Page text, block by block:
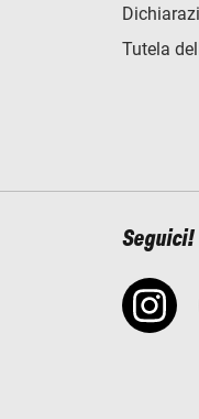
Tutela
Seguici!